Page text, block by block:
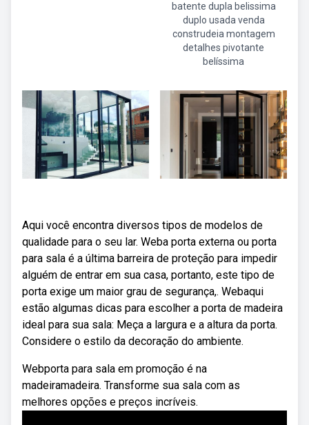
batente dupla belissima
duplo usada venda
construdeia montagem
detalhes pivotante
belíssima
Aqui você encontra diversos tipos de modelos de
qualidade para o seu lar. Weba porta externa ou porta
para sala é a última barreira de proteção para impedir
alguém de entrar em sua casa, portanto, este tipo de
porta exige um maior grau de segurança,. Webaqui
estão algumas dicas para escolher a porta de madeira
ideal para sua sala: Meça a largura e a altura da porta.
Considere o estilo da decoração do ambiente.
Webporta para sala em promoção é na
madeiramadeira. Transforme sua sala com as
melhores opções e preços incríveis.